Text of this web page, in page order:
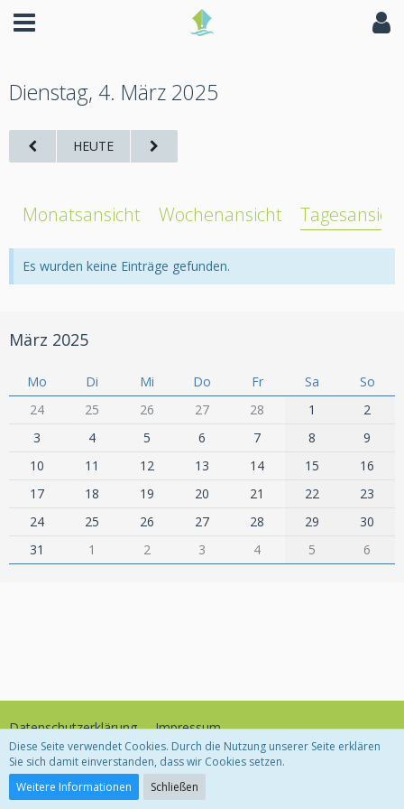
Dienstag, 4. März 2025
HEUTE
Monatsansicht Wochenansicht Tagesansicht
Es wurden keine Einträge gefunden.
März 2025
Mo Di Mi Do Fr Sa
So
24
25 26 27 28 1
2
3
4 5 6 7 8
9
10
11 12 13 14 15
16
17
18 19 20 21 22
23
24
25 26 27 28 29
30
31
1 2 3 4 5 6
Datenschutzerklärung Impressum
Community-Software:
Diese Seite verwendet Cookies. Durch die Nutzung unserer Seite erklären
Sie sich damit einverstanden, dass wir Cookies setzen.
Weitere Informationen
Schließen